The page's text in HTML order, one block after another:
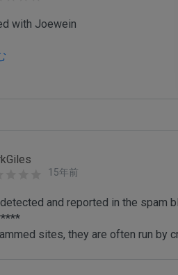
with Joewein
15年前
and reported in the spam
sites, they are often run by